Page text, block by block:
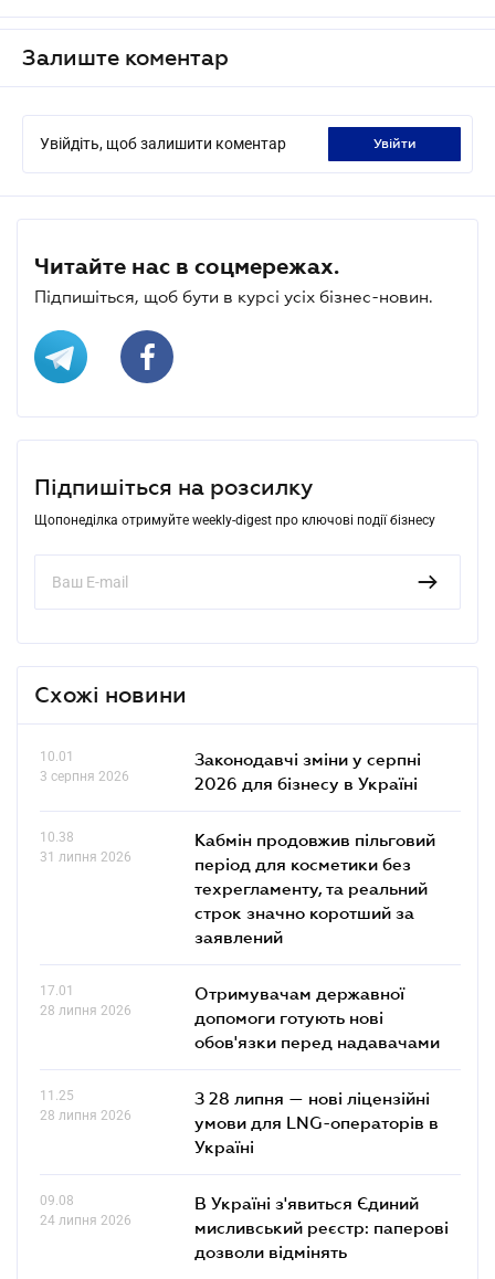
Залиште коментар
Увійдіть, щоб залишити коментар увійти
Читайте нас в соцмережах.
Підпишіться, щоб бути в курсі усіх бізнес-новин.
Підпишіться на розсилку
Щопонеділка отримуйте weekly-digest про ключові події бізнесу
Схожі новини
10.01
3 серпня 2026
Законодавчі зміни у серпні
2026 для бізнесу в Україні
10.38
31 липня 2026
Кабмін продовжив пільговий
період для косметики без
техрегламенту, та реальний
строк значно коротший за
заявлений
17.01
28 липня 2026
Отримувачам державної
допомоги готують нові
обов'язки перед надавачами
11.25
28 липня 2026
З 28 липня — нові ліцензійні
умови для LNG-операторів в
Україні
09.08
24 липня 2026
В Україні з'явиться Єдиний
мисливський реєстр: паперові
дозволи відмінять